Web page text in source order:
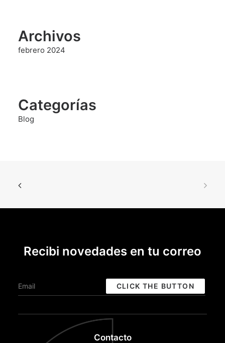
Archivos
febrero 2024
Categorías
Blog
Recibi novedades en tu correo
Contacto